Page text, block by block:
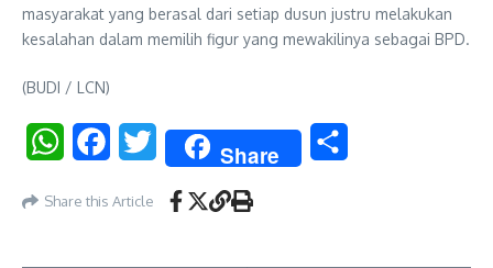
masyarakat yang berasal dari setiap dusun justru melakukan
kesalahan dalam memilih figur yang mewakilinya sebagai BPD.
(BUDI / LCN)
WhatsAppFacebookTwitter Share
Share this Article